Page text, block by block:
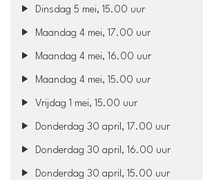
Dinsdag 5 mei, 15.00 uur
Maandag 4 mei, 17.00 uur
Maandag 4 mei, 16.00 uur
Maandag 4 mei, 15.00 uur
Vrijdag 1 mei, 15.00 uur
Donderdag 30 april, 17.00 uur
Donderdag 30 april, 16.00 uur
Donderdag 30 april, 15.00 uur